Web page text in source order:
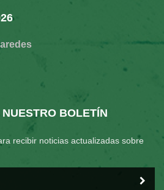
BOLETÍN
recibir noticias actualizadas sobre